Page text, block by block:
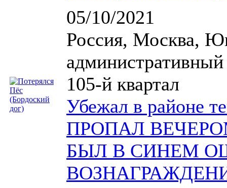
05/10/2021
Россия, Москва,
105-й квартал
Убежал в районе
ПРОПАЛ
БЫЛ В СИНЕМ